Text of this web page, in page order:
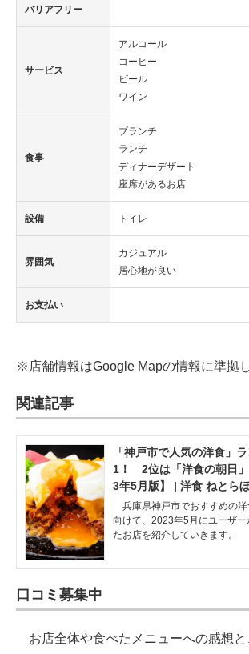
バリアフリー
サービス
アルコール
コーヒー
ビール
ワイン
食事
ブランチ
ランチ
ディナーデザート
座席があるお店
設備 トイレ
雰囲気
カジュアル
居心地が良い
お支払い
※店舗情報はGoogle Mapの情報に準拠
関連記事
「神戸市で人気の洋食」
1！ 2位は「洋食の朝日
3年5月版】 | 洋食 ねとら
兵庫県神戸市でおすすめの洋
向けて、2023年5月にユーザ
たお店を紹介していきます。
口コミ募集中
お店全体や食べたメニューへの感想と